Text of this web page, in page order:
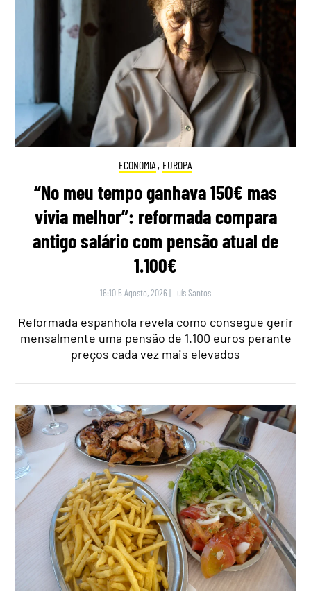
ECONOMIA , EUROPA
“No meu tempo ganhava 150€ mas
vivia melhor”: reformada compara
antigo salário com pensão atual de
1.100€
16:10 5 Agosto, 2026 | Luís Santos
Reformada espanhola revela como consegue gerir
mensalmente uma pensão de 1.100 euros perante
preços cada vez mais elevados